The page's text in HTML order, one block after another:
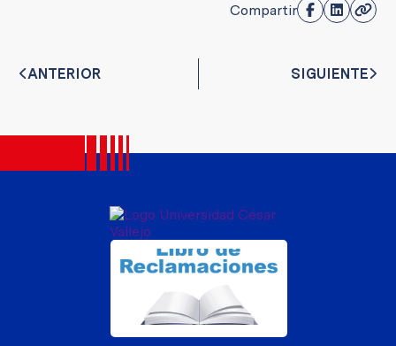
Compartir
ANTERIOR SIGUIENTE